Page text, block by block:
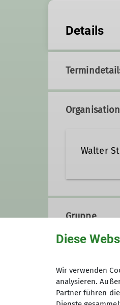
Details
Organisation
Walter
Ämter
Gruppe
Wir
Diese
Wir verwenden
analysieren.
Partner führen